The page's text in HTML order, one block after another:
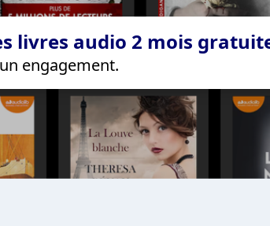
livres audio 2 mois
engagement.